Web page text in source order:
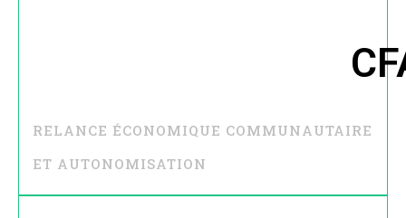
RELANCE ÉCONOMIQUE COMMUNAUTAIRE
ET AUTONOMISATION